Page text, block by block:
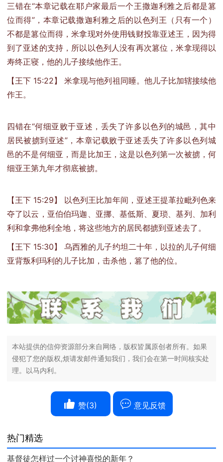
三错在“本章记载在耶户家最后一个王撒迦利雅之后都是篡
位而得”，本章记载撒迦利雅之后的以色列王（只有一个）
不都是篡位而得，米拿现对外使用钱财投靠亚述王，因为得
到了亚述的支持，所以以色列人没有再次篡位，米拿现得以
寿终正寝，他的儿子接续他作王。
【王下 15:22】 米拿现与他列祖同睡。他儿子比加辖接续他
作王。
四错在“何细亚败于亚述，丢失了许多以色列的城邑，其中
居民被掳到亚述”，本章记载败于亚述丢失了许多以色列城
邑的不是何细亚，而是比加王，这是以色列第一次被掳，何
细亚王第九年才彻底被掳。
【王下 15:29】 以色列王比加年间，亚述王提革拉毗列色来
夺了以云，亚伯伯玛迦、亚挪、基低斯、夏琐、基列、加利
利和拿弗他利全地，将这些地方的居民都掳到亚述去了。
【王下 15:30】 乌西雅的儿子约坦二十年，以拉的儿子何细
亚背叛利玛利的儿子比加，击杀他，篡了他的位。
本站提供的信仰资源部分来自网络，版权皆属原创者所有。如果
侵犯了您的版权,烦请发邮件通知我们，我们会在第一时间核实处
理。以马内利。
赞(3) 意见反馈
热门精选
基督徒怎样过一个讨神喜悦的新年？